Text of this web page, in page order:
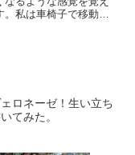
私は車椅子で移動す
ロネーゼ！生い立ち
てみた。